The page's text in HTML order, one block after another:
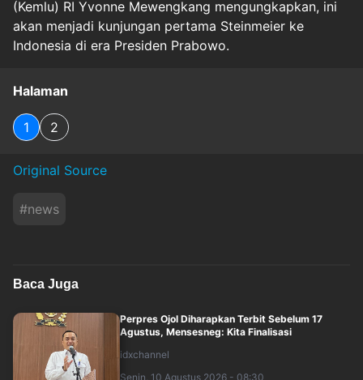
(Kemlu) RI Yvonne Mewengkang mengungkapkan, ini
akan menjadi kunjungan pertama Steinmeier ke
Indonesia di era Presiden Prabowo.
Halaman
1 2
Original Source
#news
Baca Juga
Perpres Ojol Diharapkan Terbit Sebelum 17
Agustus, Mensesneg: Kita Finalisasi
idxchannel
Senin, 10 Agustus 2026 - 08:30